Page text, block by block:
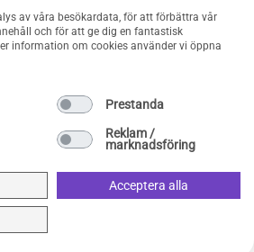
Julklappsspelet
Merchandise
av våra besökardata, för att förbättra vår
och för att ge dig en fantastisk
information om cookies använder vi öppna
Prestanda
Reklam /
marknadsföring
Acceptera alla